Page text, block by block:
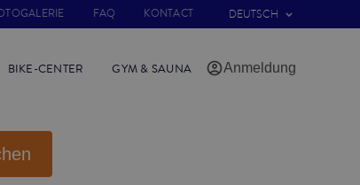
FAQ KONTACT DEUTSCH
BIKE-CENTER GYM & SAUNA Anmeldung